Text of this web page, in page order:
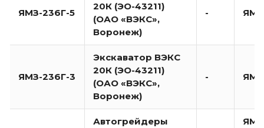
ЯМЗ-236Г-5
20К (ЭО-43211)
(ОАО «ВЭКС»,
Воронеж)
-
ЯМЗ-236Г-3
Экскаватор ВЭКС
20К (ЭО-43211)
(ОАО «ВЭКС»,
Воронеж)
-
Автогрейдеры